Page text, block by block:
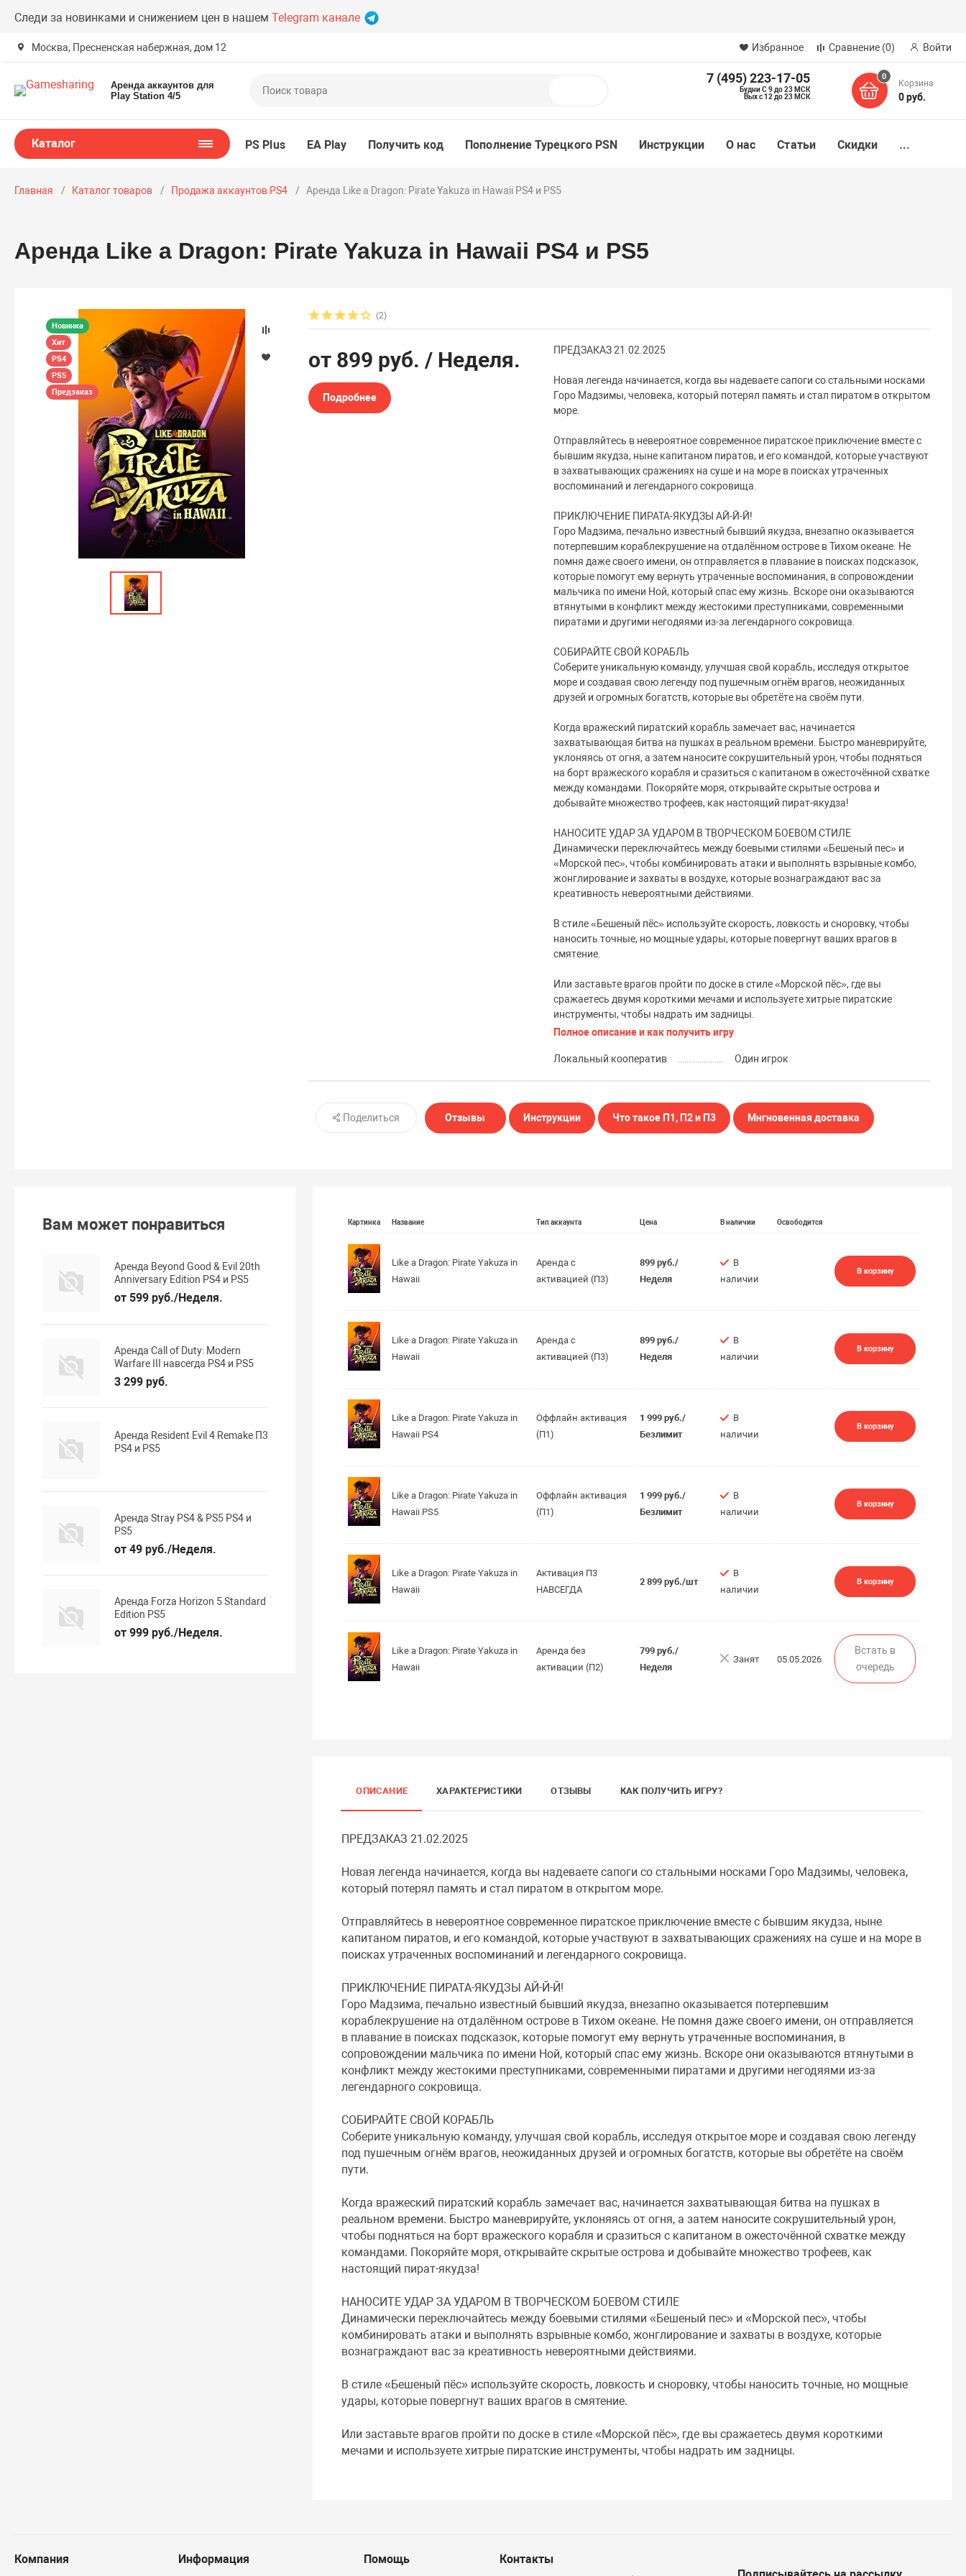
Следи за новинками и снижением цен в нашемTelegram канале
Москва, Пресненская набержная, дом 12 Избранное Сравнение (0) Войти
Аренда аккаунтов для
Play Station 4/5
7 (495) 223-17-05
Будни С 9 до 23 МСК
Вых с 12 до 23 МСК
0
Корзина
0 руб.
Каталог PS Plus EA Play Получить код Пополнение Турецкого PSN Инструкции О нас Статьи Скидки ...
Главная Каталог товаров Продажа аккаунтов PS4 Аренда Like a Dragon: Pirate Yakuza in Hawaii PS4 и PS5
Аренда Like a Dragon: Pirate Yakuza in Hawaii PS4 и PS5
Новинка
Хит
PS4
PS5
Предзаказ
(2)
от 899 руб. / Неделя.
Подробнее
ПРЕДЗАКАЗ 21.02.2025
Новая легенда начинается, когда вы надеваете сапоги со стальными носками
Горо Мадзимы, человека, который потерял память и стал пиратом в открытом
море.
Отправляйтесь в невероятное современное пиратское приключение вместе с
бывшим якудза, ныне капитаном пиратов, и его командой, которые участвуют
в захватывающих сражениях на суше и на море в поисках утраченных
воспоминаний и легендарного сокровища.
ПРИКЛЮЧЕНИЕ ПИРАТА-ЯКУДЗЫ АЙ-Й-Й!
Горо Мадзима, печально известный бывший якудза, внезапно оказывается
потерпевшим кораблекрушение на отдалённом острове в Тихом океане. Не
помня даже своего имени, он отправляется в плавание в поисках подсказок,
которые помогут ему вернуть утраченные воспоминания, в сопровождении
мальчика по имени Ной, который спас ему жизнь. Вскоре они оказываются
втянутыми в конфликт между жестокими преступниками, современными
пиратами и другими негодяями из-за легендарного сокровища.
СОБИРАЙТЕ СВОЙ КОРАБЛЬ
Соберите уникальную команду, улучшая свой корабль, исследуя открытое
море и создавая свою легенду под пушечным огнём врагов, неожиданных
друзей и огромных богатств, которые вы обретёте на своём пути.
Когда вражеский пиратский корабль замечает вас, начинается
захватывающая битва на пушках в реальном времени. Быстро маневрируйте,
уклоняясь от огня, а затем наносите сокрушительный урон, чтобы подняться
на борт вражеского корабля и сразиться с капитаном в ожесточённой схватке
между командами. Покоряйте моря, открывайте скрытые острова и
добывайте множество трофеев, как настоящий пират-якудза!
НАНОСИТЕ УДАР ЗА УДАРОМ В ТВОРЧЕСКОМ БОЕВОМ СТИЛЕ
Динамически переключайтесь между боевыми стилями «Бешеный пес» и
«Морской пес», чтобы комбинировать атаки и выполнять взрывные комбо,
жонглирование и захваты в воздухе, которые вознаграждают вас за
креативность невероятными действиями.
В стиле «Бешеный пёс» используйте скорость, ловкость и сноровку, чтобы
наносить точные, но мощные удары, которые повергнут ваших врагов в
смятение.
Или заставьте врагов пройти по доске в стиле «Морской пёс», где вы
сражаетесь двумя короткими мечами и используете хитрые пиратские
инструменты, чтобы надрать им задницы.
Полное описание и как получить игру
Локальный кооператив Один игрок
Отзывы Инструкции Что такое П1, П2 и П3 Мнгновенная доставка
Поделиться
Картинка Название Тип аккаунта Цена В наличии Освободится
Like a Dragon: Pirate Yakuza in
Hawaii
Аренда с
активацией (П3)
899 руб./
Неделя
В
наличии
В корзину
Like a Dragon: Pirate Yakuza in
Hawaii
Аренда с
активацией (П3)
899 руб./
Неделя
В
наличии
В корзину
Like a Dragon: Pirate Yakuza in
Hawaii PS4
Оффлайн активация
(П1)
1 999 руб./
Безлимит
В
наличии
В корзину
Like a Dragon: Pirate Yakuza in
Hawaii PS5
Оффлайн активация
(П1)
1 999 руб./
Безлимит
В
наличии
В корзину
Like a Dragon: Pirate Yakuza in
Hawaii
Активация П3
НАВСЕГДА
2 899 руб./шт
В
наличии
В корзину
Like a Dragon: Pirate Yakuza in
Hawaii
Аренда без
активации (П2)
799 руб./
Неделя
Занят 05.05.2026
Встать в
очередь
ОПИСАНИЕ ХАРАКТЕРИСТИКИ ОТЗЫВЫ КАК ПОЛУЧИТЬ ИГРУ?
ПРЕДЗАКАЗ 21.02.2025
Новая легенда начинается, когда вы надеваете сапоги со стальными носками Горо Мадзимы, человека,
который потерял память и стал пиратом в открытом море.
Отправляйтесь в невероятное современное пиратское приключение вместе с бывшим якудза, ныне
капитаном пиратов, и его командой, которые участвуют в захватывающих сражениях на суше и на море в
поисках утраченных воспоминаний и легендарного сокровища.
ПРИКЛЮЧЕНИЕ ПИРАТА-ЯКУДЗЫ АЙ-Й-Й!
Горо Мадзима, печально известный бывший якудза, внезапно оказывается потерпевшим
кораблекрушение на отдалённом острове в Тихом океане. Не помня даже своего имени, он отправляется
в плавание в поисках подсказок, которые помогут ему вернуть утраченные воспоминания, в
сопровождении мальчика по имени Ной, который спас ему жизнь. Вскоре они оказываются втянутыми в
конфликт между жестокими преступниками, современными пиратами и другими негодяями из-за
легендарного сокровища.
СОБИРАЙТЕ СВОЙ КОРАБЛЬ
Соберите уникальную команду, улучшая свой корабль, исследуя открытое море и создавая свою легенду
под пушечным огнём врагов, неожиданных друзей и огромных богатств, которые вы обретёте на своём
пути.
Когда вражеский пиратский корабль замечает вас, начинается захватывающая битва на пушках в
реальном времени. Быстро маневрируйте, уклоняясь от огня, а затем наносите сокрушительный урон,
чтобы подняться на борт вражеского корабля и сразиться с капитаном в ожесточённой схватке между
командами. Покоряйте моря, открывайте скрытые острова и добывайте множество трофеев, как
настоящий пират-якудза!
НАНОСИТЕ УДАР ЗА УДАРОМ В ТВОРЧЕСКОМ БОЕВОМ СТИЛЕ
Динамически переключайтесь между боевыми стилями «Бешеный пес» и «Морской пес», чтобы
комбинировать атаки и выполнять взрывные комбо, жонглирование и захваты в воздухе, которые
вознаграждают вас за креативность невероятными действиями.
В стиле «Бешеный пёс» используйте скорость, ловкость и сноровку, чтобы наносить точные, но мощные
удары, которые повергнут ваших врагов в смятение.
Или заставьте врагов пройти по доске в стиле «Морской пёс», где вы сражаетесь двумя короткими
мечами и используете хитрые пиратские инструменты, чтобы надрать им задницы.
Вам может понравиться
Аренда Beyond Good & Evil 20th
Anniversary Edition PS4 и PS5
от 599 руб./Неделя.
Аренда Call of Duty: Modern
Warfare III навсегда PS4 и PS5
3 299 руб.
Аренда Resident Evil 4 Remake П3
PS4 и PS5
Аренда Stray PS4 & PS5 PS4 и
PS5
от 49 руб./Неделя.
Аренда Forza Horizon 5 Standard
Edition PS5
от 999 руб./Неделя.
Компания Информация Помощь Контакты